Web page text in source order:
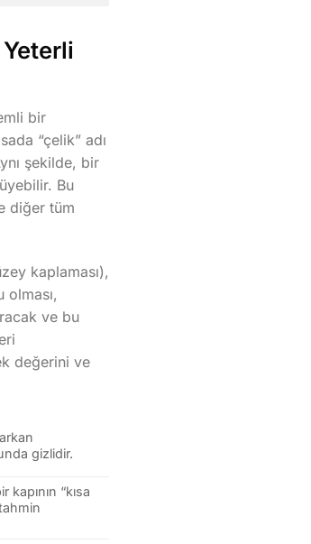
bir
“çelik” adı
şekilde, bir
Bu
diğer tüm
kaplaması),
ve bu
değerini ve
gizlidir.
“kısa